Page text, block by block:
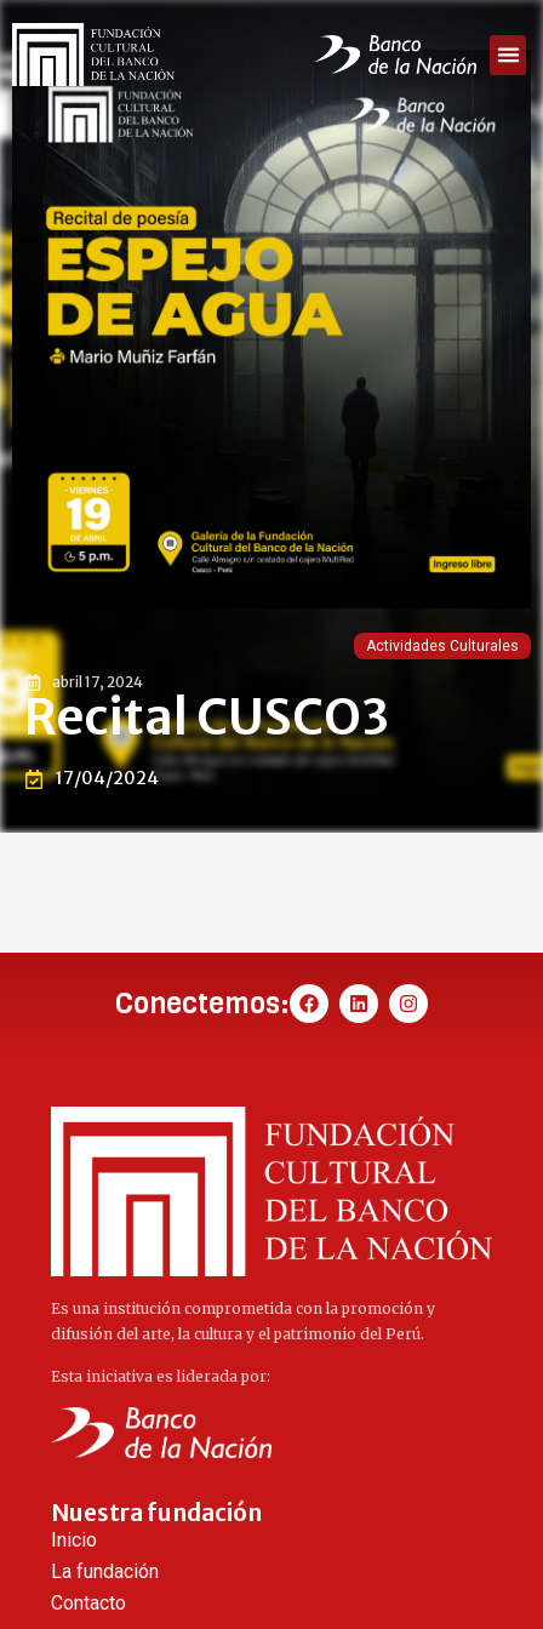
Actividades Culturales
abril 17, 2024
Recital CUSCO3
17/04/2024
Conectemos:
Es una institución comprometida con la promoción y
difusión del arte, la cultura y el patrimonio del Perú.
Esta iniciativa es liderada por:
Nuestra fundación
Inicio
La fundación
Contacto